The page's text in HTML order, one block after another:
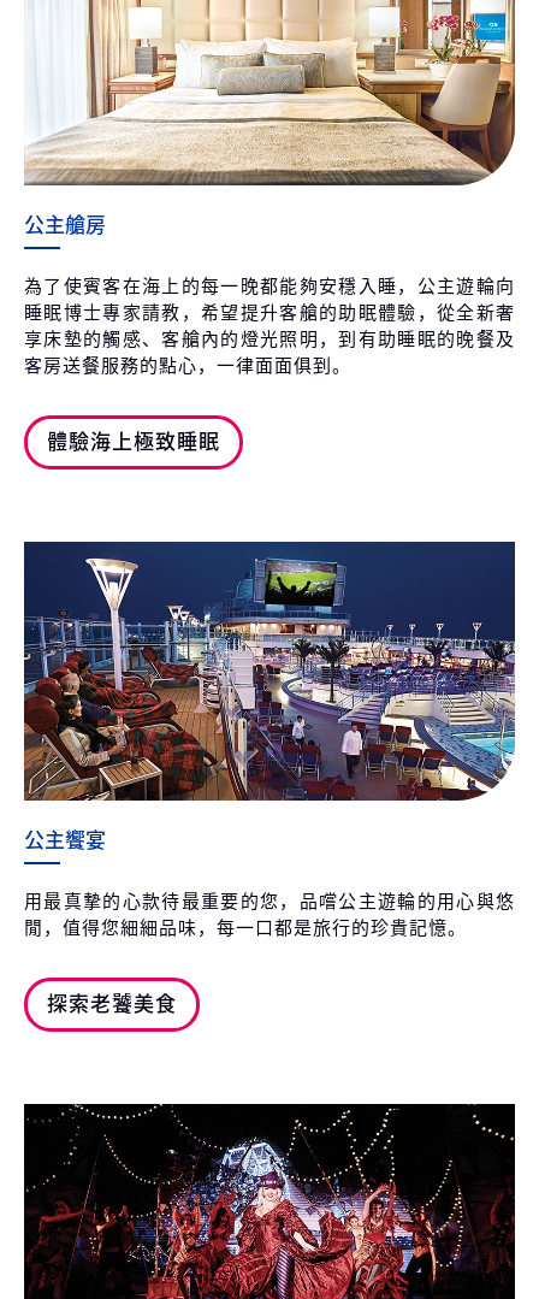
公主艙房
為了使賓客在海上的每一晚都能夠安穩入睡，公主遊輪向
睡眠博士專家請教，希望提升客艙的助眠體驗，從全新奢
享床墊的觸感、客艙內的燈光照明，到有助睡眠的晚餐及
客房送餐服務的點心，一律面面俱到。
體驗海上極致睡眠
公主饗宴
用最真摯的心款待最重要的您，品嚐公主遊輪的用心與悠
閒，值得您細細品味，每一口都是旅行的珍貴記憶。
探索老饕美食